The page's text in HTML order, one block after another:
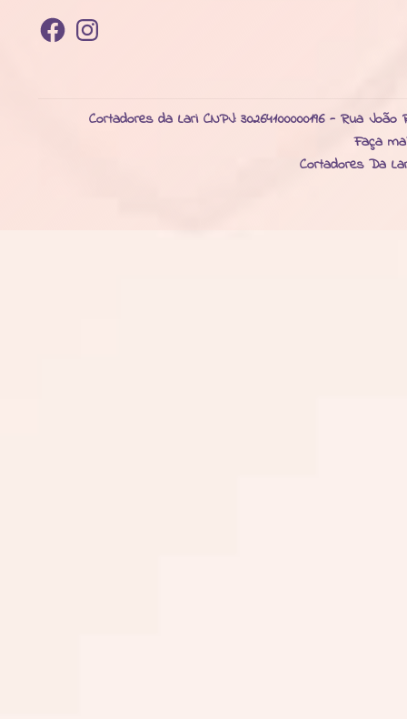
FacebookInstagram
Cortadores da Lari CNPJ: 30264100000196 - Rua
Faça
Cortadores Da